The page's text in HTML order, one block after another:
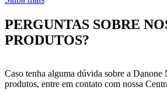
PERGUNTAS SOBRE
PRODUTOS?
Caso tenha alguma dúvida sobre a Danone
produtos, entre em contato com nossa